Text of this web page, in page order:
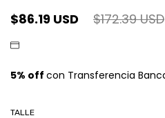
$86.19 USD $172.39 USD
TALLE